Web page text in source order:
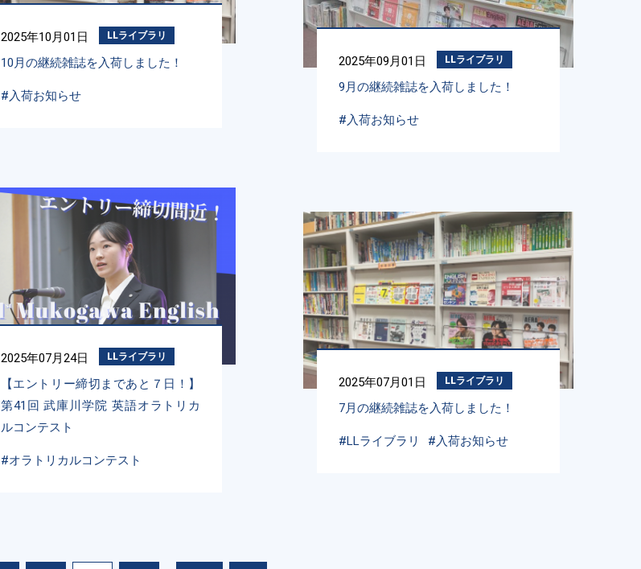
2025年10月01日 LLライブラリ
10月の継続雑誌を入荷しました！
#入荷お知らせ
2025年09月01日 LLライブラリ
9月の継続雑誌を入荷しました！
#入荷お知らせ
2025年07月24日 LLライブラリ
【エントリー締切まであと７日！】
第41回 武庫川学院 英語オラトリカ
ルコンテスト
#オラトリカルコンテスト
2025年07月01日 LLライブラリ
7月の継続雑誌を入荷しました！
#LLライブラリ #入荷お知らせ